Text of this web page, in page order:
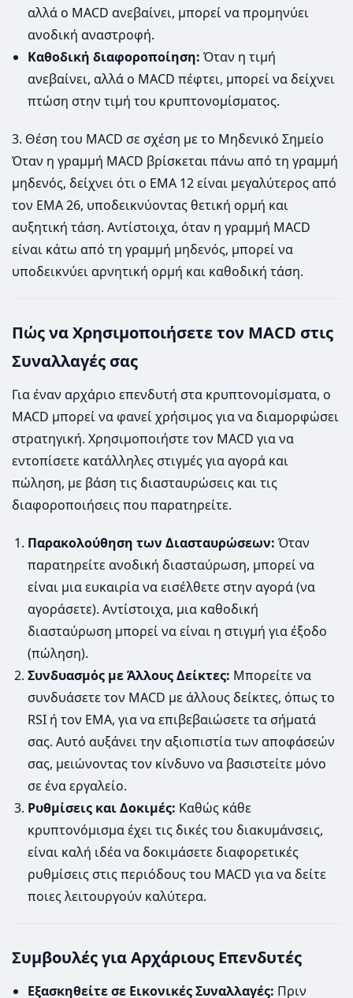
αλλά ο MACD ανεβαίνει, μπορεί να προμηνύει
ανοδική αναστροφή.
Καθοδική διαφοροποίηση: Όταν η τιμή
ανεβαίνει, αλλά ο MACD πέφτει, μπορεί να δείχνει
πτώση στην τιμή του κρυπτονομίσματος.
3. Θέση του MACD σε σχέση με το Μηδενικό Σημείο
Όταν η γραμμή MACD βρίσκεται πάνω από τη γραμμή
μηδενός, δείχνει ότι ο EMA 12 είναι μεγαλύτερος από
τον EMA 26, υποδεικνύοντας θετική ορμή και
αυξητική τάση. Αντίστοιχα, όταν η γραμμή MACD
είναι κάτω από τη γραμμή μηδενός, μπορεί να
υποδεικνύει αρνητική ορμή και καθοδική τάση.
Πώς να Χρησιμοποιήσετε τον MACD στις
Συναλλαγές σας
Για έναν αρχάριο επενδυτή στα κρυπτονομίσματα, ο
MACD μπορεί να φανεί χρήσιμος για να διαμορφώσει
στρατηγική. Χρησιμοποιήστε τον MACD για να
εντοπίσετε κατάλληλες στιγμές για αγορά και
πώληση, με βάση τις διασταυρώσεις και τις
διαφοροποιήσεις που παρατηρείτε.
Παρακολούθηση των Διασταυρώσεων: Όταν
παρατηρείτε ανοδική διασταύρωση, μπορεί να
είναι μια ευκαιρία να εισέλθετε στην αγορά (να
αγοράσετε). Αντίστοιχα, μια καθοδική
διασταύρωση μπορεί να είναι η στιγμή για έξοδο
(πώληση).
Συνδυασμός με Άλλους Δείκτες: Μπορείτε να
συνδυάσετε τον MACD με άλλους δείκτες, όπως το
RSI ή τον EMA, για να επιβεβαιώσετε τα σήματά
σας. Αυτό αυξάνει την αξιοπιστία των αποφάσεών
σας, μειώνοντας τον κίνδυνο να βασιστείτε μόνο
σε ένα εργαλείο.
Ρυθμίσεις και Δοκιμές: Καθώς κάθε
κρυπτονόμισμα έχει τις δικές του διακυμάνσεις,
είναι καλή ιδέα να δοκιμάσετε διαφορετικές
ρυθμίσεις στις περιόδους του MACD για να δείτε
ποιες λειτουργούν καλύτερα.
Συμβουλές για Αρχάριους Επενδυτές
Εξασκηθείτε σε Εικονικές Συναλλαγές: Πριν